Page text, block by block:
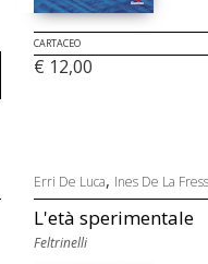
CARTACEO
€ 12,00
Erri De Luca, Ines De La
L'età sperimentale
Feltrinelli